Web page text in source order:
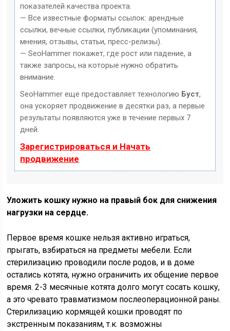
показателей качества проекта.
— Все известные форматы ссылок: арендные
ссылки, вечные ссылки, публикации (упоминания,
мнения, отзывы, статьи, пресс-релизы).
— SeoHammer покажет, где рост или падение, а
также запросы, на которые нужно обратить
внимание.
SeoHammer еще предоставляет технологию Буст,
она ускоряет продвижение в десятки раз, а первые
результаты появляются уже в течение первых 7
дней.
Зарегистрироваться и Начать
продвижение
Уложить кошку нужно на правый бок для снижения
нагрузки на сердце.
Первое время кошке нельзя активно играться,
прыгать, взбираться на предметы мебели. Если
стерилизацию проводили после родов, и в доме
остались котята, нужно ограничить их общение первое
время. 2-3 месячные котята долго могут сосать кошку,
а это чревато травматизмом послеоперационной раны.
Стерилизацию кормящей кошки проводят по
экстренным показаниям, т.к. возможны